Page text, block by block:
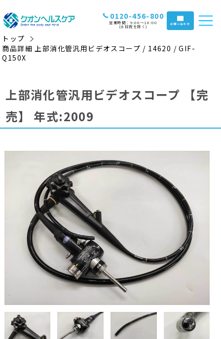
0120-456-800
営業時間：9:00〜18:00
(土日祝を除く) お問い合わせ
トップ
商品詳細 上部消化管汎用ビデオスコープ / 14620 / GIF-
Q150X
上部消化管汎用ビデオスコープ
【完
売】
年式:2009